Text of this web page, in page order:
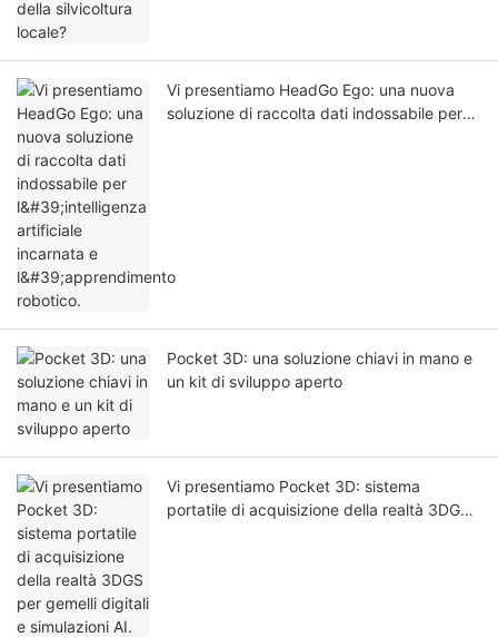
Vi presentiamo HeadGo Ego: una nuova
soluzione di raccolta dati indossabile per
Pocket 3D: una soluzione chiavi in ​​mano e
un kit di sviluppo aperto
Vi presentiamo Pocket 3D: sistema
portatile di acquisizione della realtà 3DGS